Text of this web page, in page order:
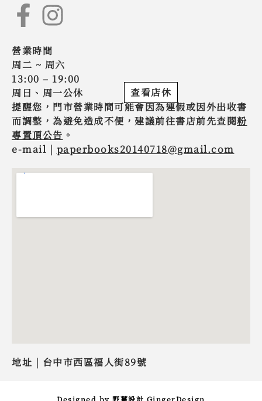
營業時間
周二 ~ 周六
13:00 – 19:00
周日、周一公休
查看店休
提醒您，門市營業時間可能會因為連假或因外出收書
而調整，為避免造成不便，建議前往書店前先查閱粉
專置頂公告 。
e-mail | paperbooks20140718@gmail.com
地址 | 台中市西區福人街89號
Designed by 野薑設計 GingerDesign